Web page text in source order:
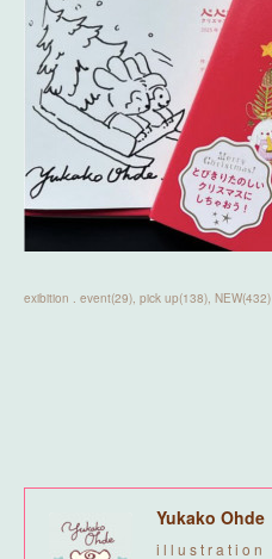
exibition . event(29) pick up(138) NEW(432)
Yukako Ohde
i l l u s t r a t i o n